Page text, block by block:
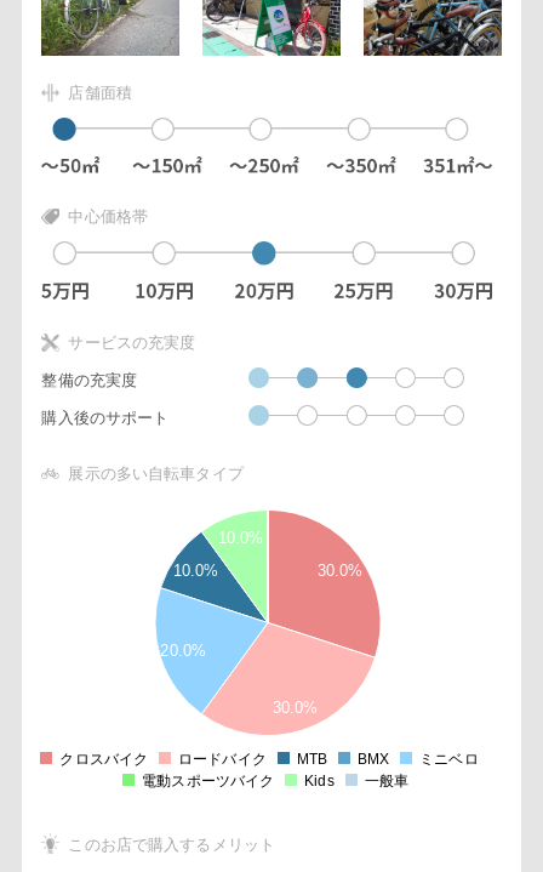
店舗面積
中心価格帯
サービスの充実度
整備の充実度
購入後のサポート
展示の多い自転車タイプ
30.0%
30.0%
10.0%
20.0%
10.0%
クロスバイク ロードバイク MTB BMX
ミニベロ
電動スポーツバイク
Kids 一般車
このお店で購入するメリット